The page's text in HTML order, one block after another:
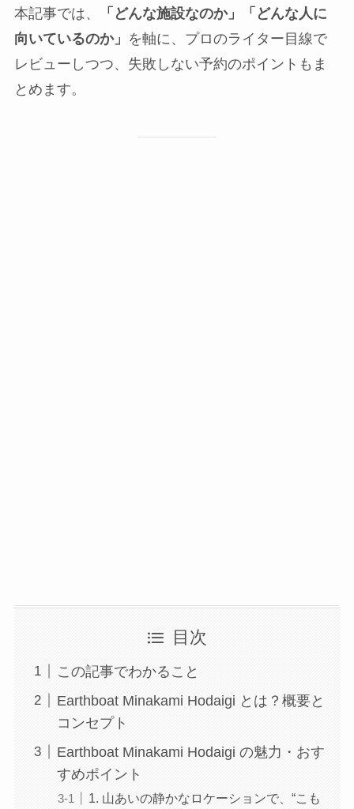
本記事では、
「どんな施設なのか」「どんな人に
向いているのか」 を軸に、プロのライター目線で
レビューしつつ、失敗しない予約のポイントもま
とめます。
目次
この記事でわかること
Earthboat Minakami Hodaigi とは？概要と
コンセプト
Earthboat Minakami Hodaigi の魅力・おす
すめポイント
1. 山あいの静かなロケーションで、“こも